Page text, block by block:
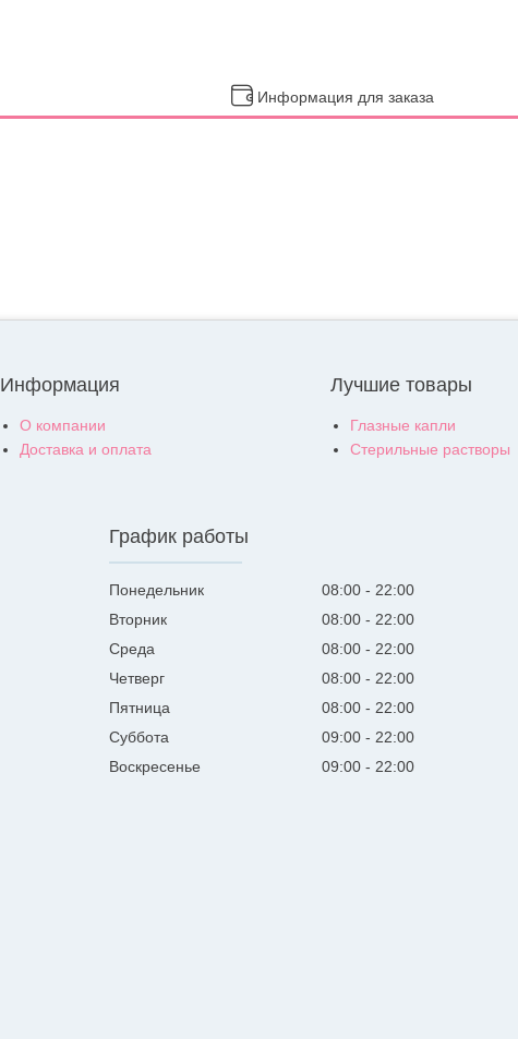
Информация для заказа
Информация
О компании
Доставка и оплата
Лучшие товары
Глазные капли
Стерильные растворы
График работы
Понедельник 08:00
22:00
Вторник
08:00
22:00
Среда
08:00
22:00
Четверг
08:00
22:00
Пятница
08:00
22:00
Суббота
09:00
22:00
Воскресенье
09:00 22:00